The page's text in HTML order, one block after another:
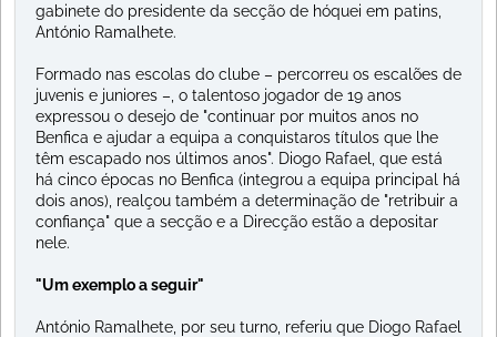
gabinete do presidente da secção de hóquei em patins,
António Ramalhete.
Formado nas escolas do clube – percorreu os escalões de
juvenis e juniores –, o talentoso jogador de 19 anos
expressou o desejo de "continuar por muitos anos no
Benfica e ajudar a equipa a conquistaros títulos que lhe
têm escapado nos últimos anos". Diogo Rafael, que está
há cinco épocas no Benfica (integrou a equipa principal há
dois anos), realçou também a determinação de "retribuir a
confiança" que a secção e a Direcção estão a depositar
nele.
"Um exemplo a seguir"
António Ramalhete, por seu turno, referiu que Diogo Rafael